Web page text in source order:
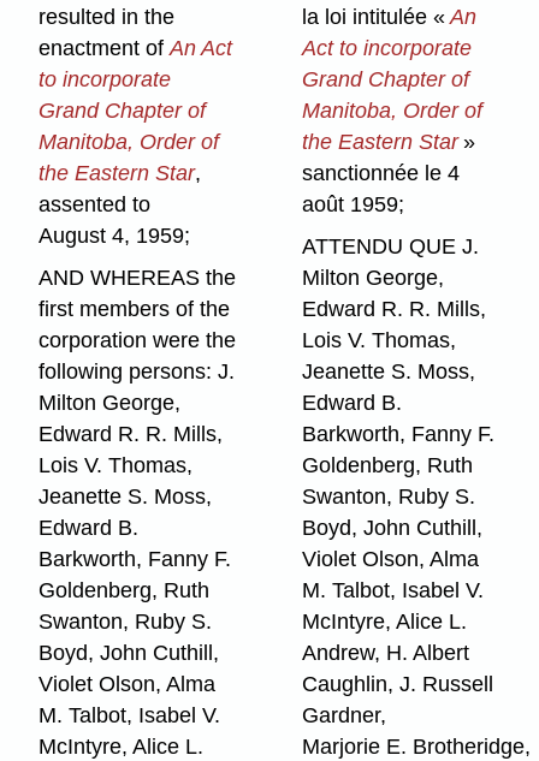
resulted in the
enactment ofAn Act
to incorporate
Grand Chapter of
Manitoba, Order of
the Eastern Star,
assented to
August 4, 1959;
AND WHEREAS the
first members of the
corporation were the
following persons: J.
Milton George,
Edward R. R. Mills,
Lois V. Thomas,
Jeanette S. Moss,
Edward B.
Barkworth, Fanny F.
Goldenberg, Ruth
Swanton, Ruby S.
Boyd, John Cuthill,
Violet Olson, Alma
M. Talbot, Isabel V.
McIntyre, Alice L.
la loi intitulée «An
Act to incorporate
Grand Chapter of
Manitoba, Order of
the Eastern Star»
sanctionnée le 4
août 1959;
ATTENDU QUE J.
Milton George,
Edward R. R. Mills,
Lois V. Thomas,
Jeanette S. Moss,
Edward B.
Barkworth, Fanny F.
Goldenberg, Ruth
Swanton, Ruby S.
Boyd, John Cuthill,
Violet Olson, Alma
M. Talbot, Isabel V.
McIntyre, Alice L.
Andrew, H. Albert
Caughlin, J. Russell
Gardner,
Marjorie E. Brotheridge,